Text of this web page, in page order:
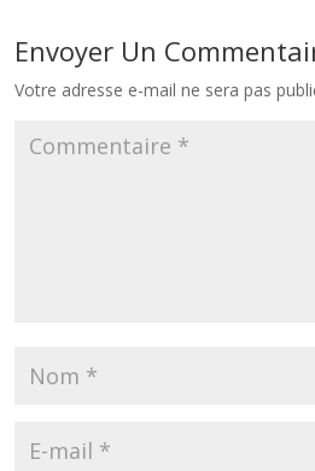
Envoyer Un
Votre adresse e-mail ne sera pas